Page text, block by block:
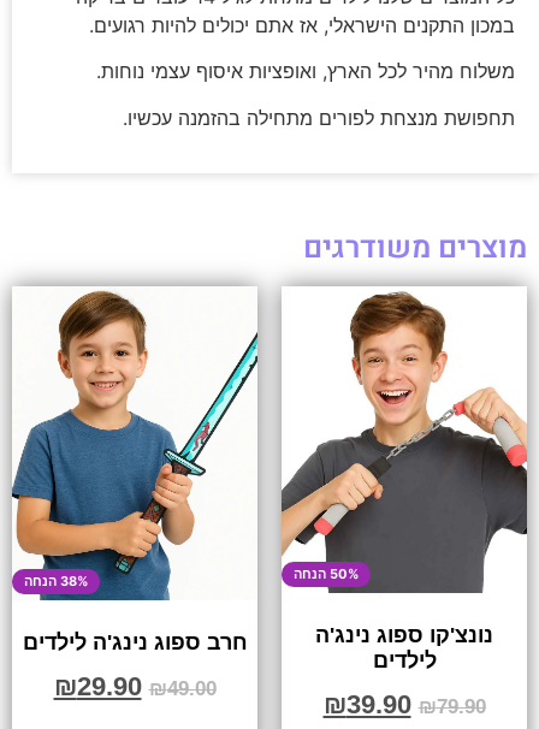
במכון התקנים הישראלי, אז אתם יכולים להיות רגועים.
משלוח מהיר לכל הארץ, ואופציות איסוף עצמי נוחות.
תחפושת מנצחת לפורים מתחילה בהזמנה עכשיו.
מוצרים משודרגים
50% הנחה
נונצ'קו ספוג נינג'ה
לילדים
₪79.90
₪39.90
38% הנחה
חרב ספוג נינג'ה לילדים
₪49.00
₪29.90